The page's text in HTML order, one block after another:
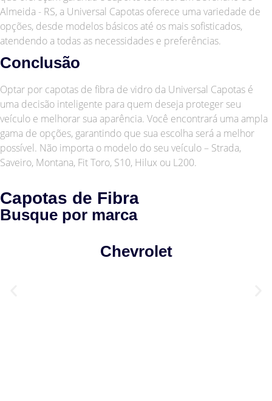
Almeida - RS, a Universal Capotas oferece uma variedade de
opções, desde modelos básicos até os mais sofisticados,
atendendo a todas as necessidades e preferências.
Conclusão
Optar por capotas de fibra de vidro da Universal Capotas é
uma decisão inteligente para quem deseja proteger seu
veículo e melhorar sua aparência. Você encontrará uma ampla
gama de opções, garantindo que sua escolha será a melhor
possível. Não importa o modelo do seu veículo – Strada,
Saveiro, Montana, Fit Toro, S10, Hilux ou L200.
Capotas de Fibra
Busque por marca
Chevrolet